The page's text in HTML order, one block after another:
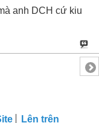
anh DCH cứ kiu
Lên trên